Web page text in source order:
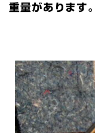
重量があります。